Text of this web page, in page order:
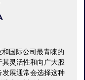
国际公司最青睐的
灵活性和向广大股
展通常会选择这种